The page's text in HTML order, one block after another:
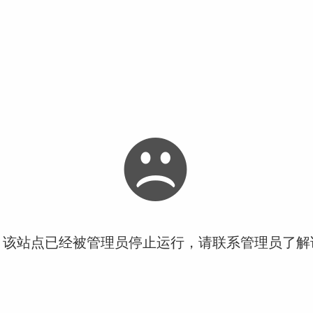
站点已经被管理员停止运行，请联系管理员了